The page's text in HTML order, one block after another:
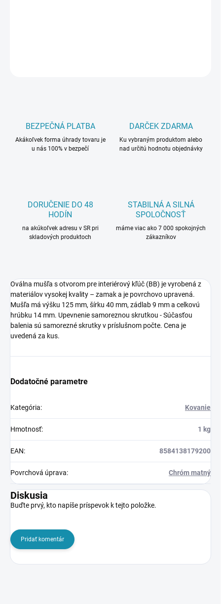
BEZPEČNÁ PLATBA
Akákoľvek forma úhrady tovaru je
u nás 100% v bezpečí
DARČEK ZDARMA
Ku vybraným produktom alebo
nad určitú hodnotu objednávky
DORUČENIE DO 48
HODÍN
na akúkoľvek adresu v SR pri
skladových produktoch
STABILNÁ A SILNÁ
SPOLOČNOSŤ
máme viac ako 7 000 spokojných
zákazníkov
Oválna mušľa s otvorom pre interiérový kľúč (BB) je vyrobená z
materiálov vysokej kvality – zamak a je povrchovo upravená.
Mušľa má výšku 125 mm, šírku 40 mm, zádlab 9 mm a celkovú
hrúbku 14 mm. Upevnenie samoreznou skrutkou - Súčasťou
balenia sú samorezné skrutky v príslušnom počte. Cena je
uvedená za kus.
Dodatočné parametre
Kategória: Kovanie
Hmotnosť: 1 kg
EAN: 8584138179200
Povrchová úprava: Chróm matný
Diskusia
Buďte prvý, kto napíše príspevok k tejto položke.
Pridať komentár